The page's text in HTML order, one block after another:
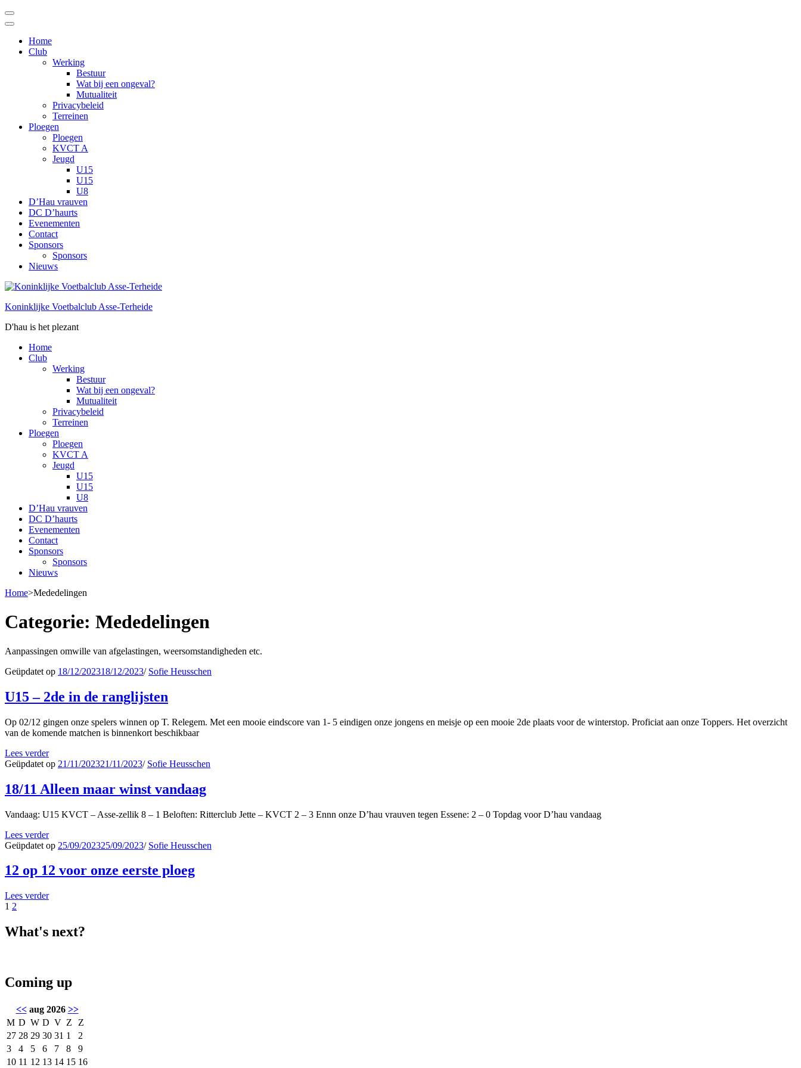
Ga
naar
(Druk
enter)
Home
Club
Werking
Bestuur
Wat bij een ongeval?
Mutualiteit
Privacybeleid
Terreinen
Ploegen
Ploegen
KVCT A
Jeugd
U15
U15
U8
D’Hau vrauven
DC D’haurts
Evenementen
Contact
Sponsors
Sponsors
Nieuws
Koninklijke Voetbalclub Asse-Terheide
D'hau is het plezant
Home
Club
Werking
Bestuur
Wat bij een ongeval?
Mutualiteit
Privacybeleid
Terreinen
Ploegen
Ploegen
KVCT A
Jeugd
U15
U15
U8
D’Hau vrauven
DC D’haurts
Evenementen
Contact
Sponsors
Sponsors
Nieuws
Home>Mededelingen
Categorie: Mededelingen
Aanpassingen omwille van afgelastingen, weersomstandigheden etc.
Geüpdatet op 18/12/202318/12/2023/ Sofie Heusschen
U15 – 2de in de ranglijsten
Op 02/12 gingen onze spelers winnen op T. Relegem. Met een mooie eindscore van 1- 5 eindigen onze jongens en meisje op een mooie 2de plaats voor de winterstop. Proficiat aan onze Toppers. Het overzicht
van de komende matchen is binnenkort beschikbaar
Lees verder
Geüpdatet op 21/11/202321/11/2023/ Sofie Heusschen
18/11 Alleen maar winst vandaag
Vandaag: U15 KVCT – Asse-zellik 8 – 1 Beloften: Ritterclub Jette – KVCT 2 – 3 Ennn onze D’hau vrauven tegen Essene: 2 – 0 Topdag voor D’hau vandaag
Lees verder
Geüpdatet op 25/09/202325/09/2023/ Sofie Heusschen
12 op 12 voor onze eerste ploeg
Lees verder
Berichten
paginering
Pagina
1 Pagina
2
What's next?
Coming up
<<aug 2026 >>
M D W D V Z
Z
27 28 29 30 31 1
2
3
4 5 6 7 8
9
10 11 12 13 14 15 16